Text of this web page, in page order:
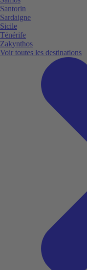
Santorin
Sardaigne
Sicile
Ténérife
Zakynthos
Voir toutes les destinations